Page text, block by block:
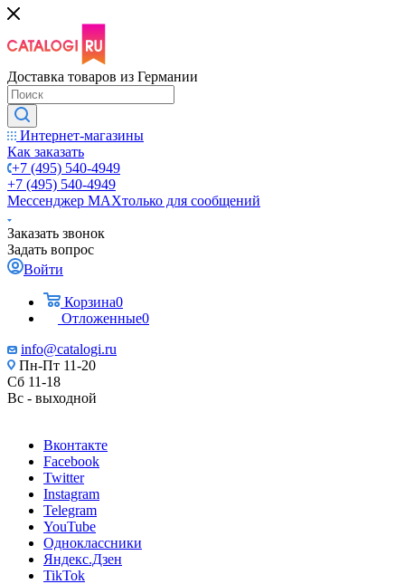
Доставка товаров из Германии
Интернет-магазины
Как заказать
+7 (495) 540-4949
+7 (495) 540-4949
Мессенджер МАХтолько для сообщений
Заказать звонок
Задать вопрос
Войти
Корзина0
Отложенные0
info@catalogi.ru
Пн-Пт 11-20
Сб 11-18
Вс - выходной
Вконтакте
Facebook
Twitter
Instagram
Telegram
YouTube
Одноклассники
Яндекс.Дзен
TikTok